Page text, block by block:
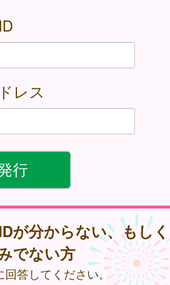
レス
が分からない、もし
でない方
回答してください。